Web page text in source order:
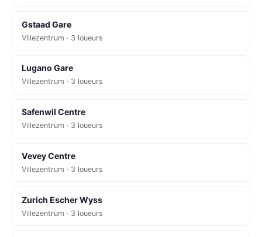
Gstaad Gare
Villezentrum · 3 loueurs
Lugano Gare
Villezentrum · 3 loueurs
Safenwil Centre
Villezentrum · 3 loueurs
Vevey Centre
Villezentrum · 3 loueurs
Zurich Escher Wyss
Villezentrum · 3 loueurs